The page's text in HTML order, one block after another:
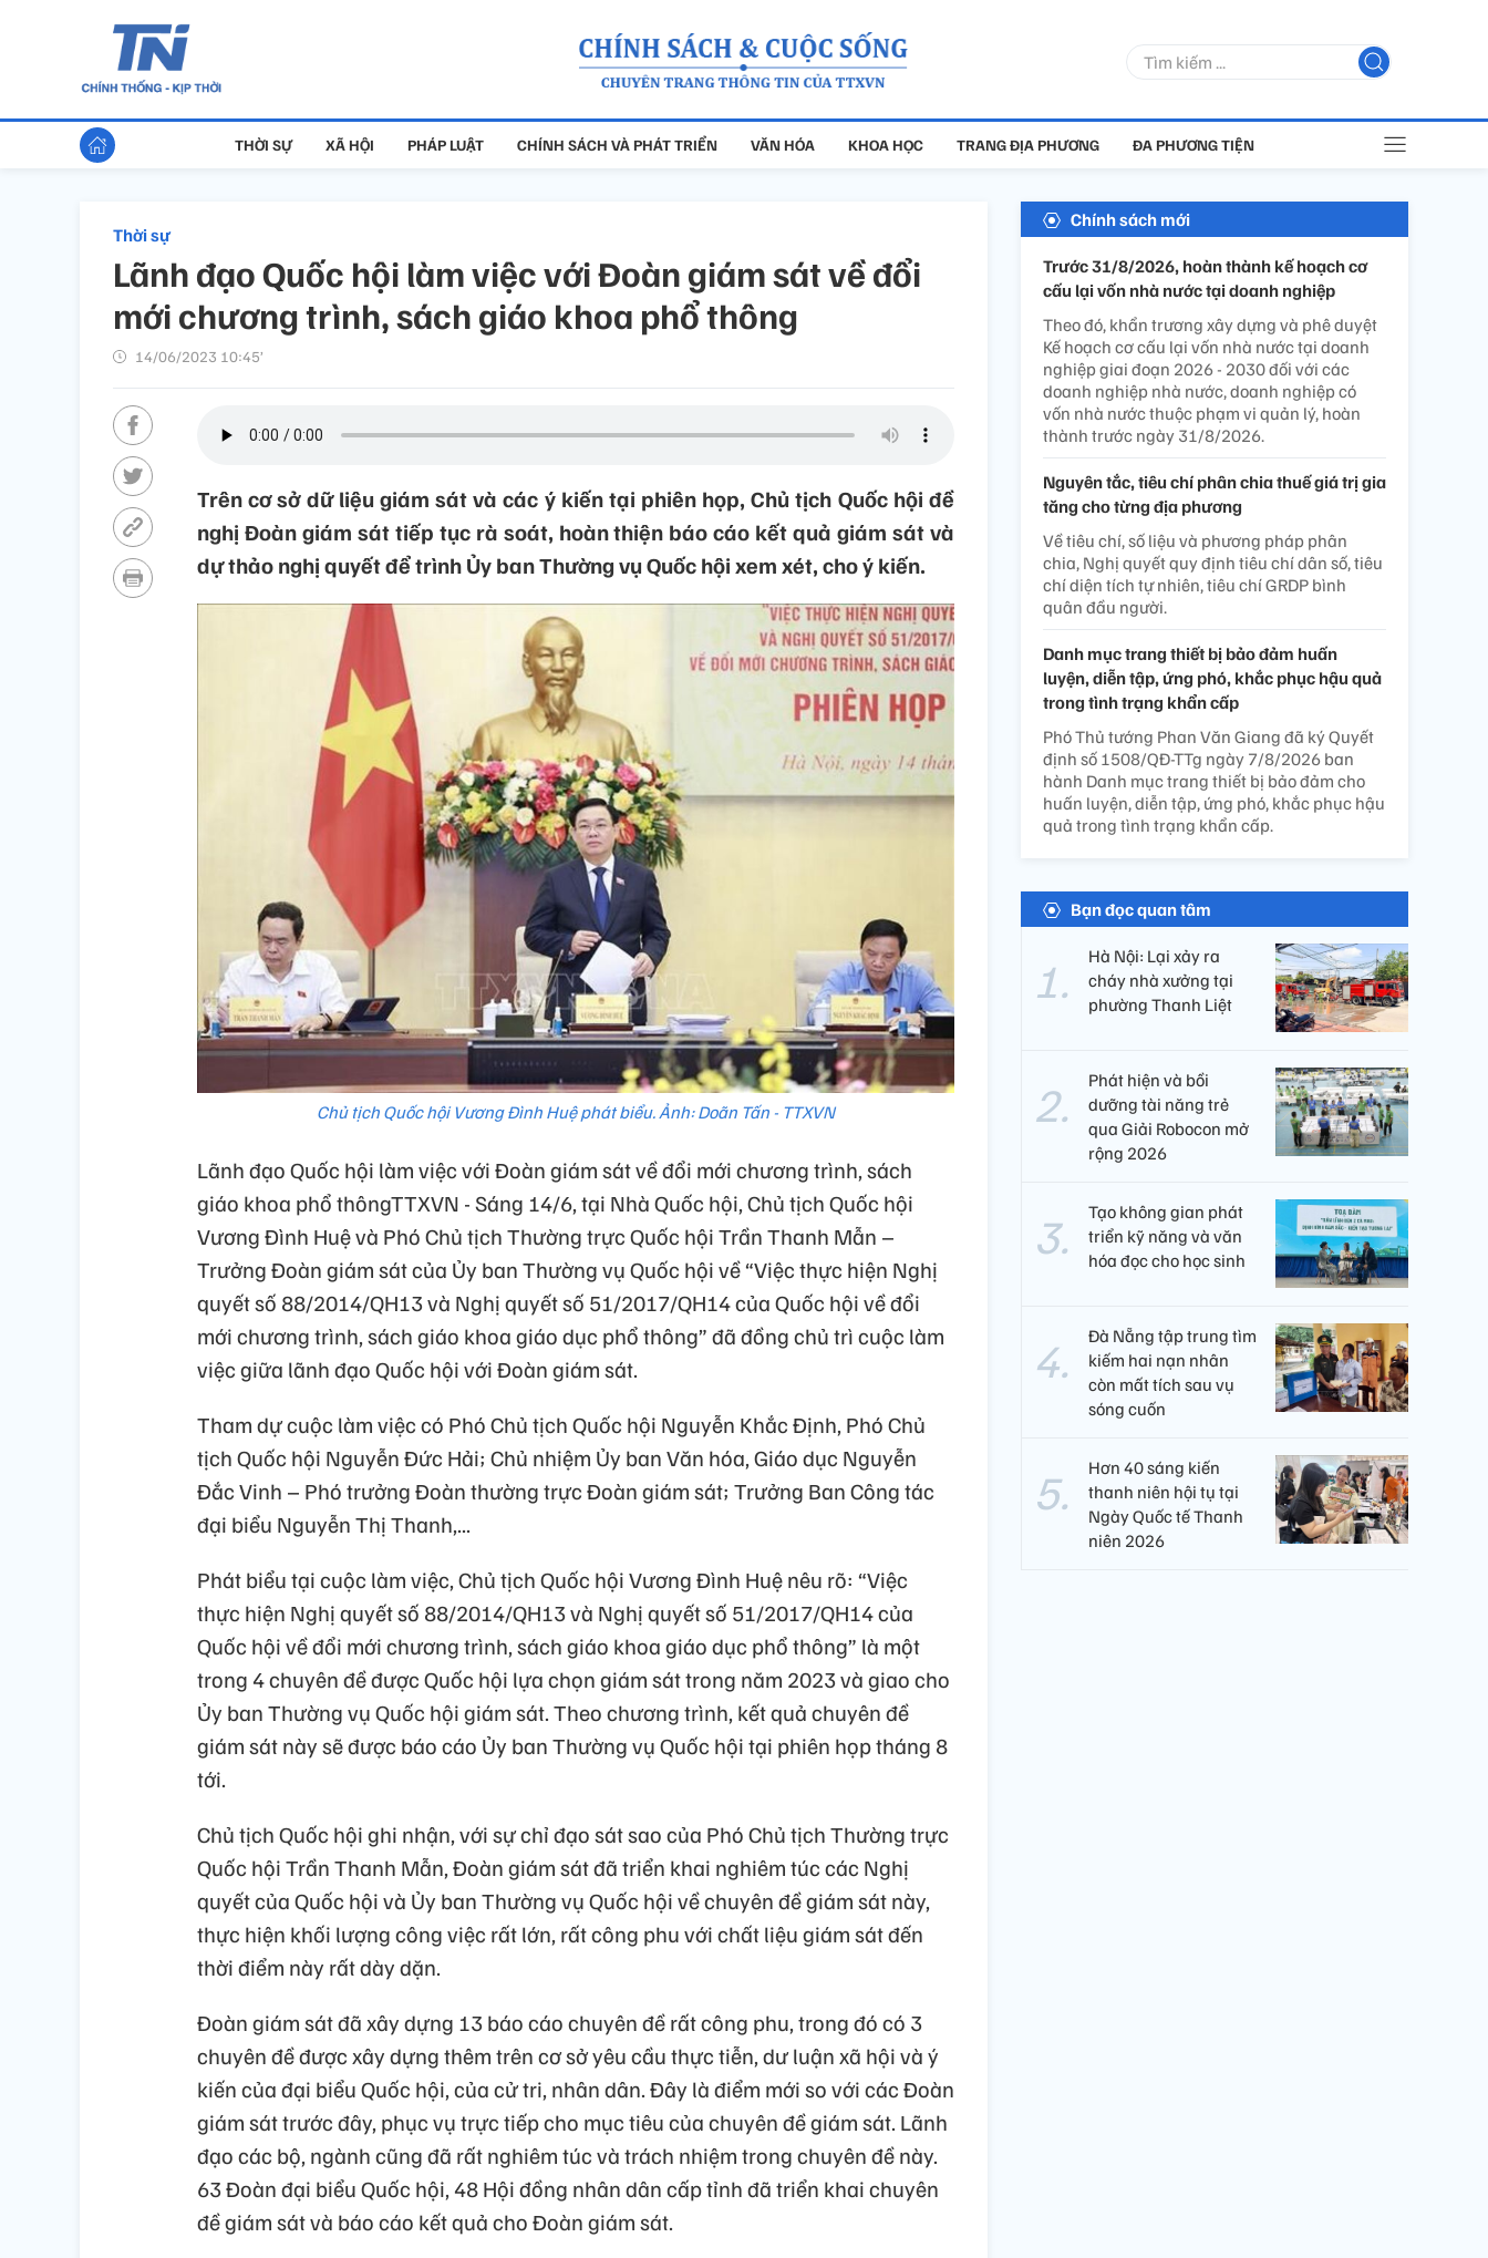
THỜI SỰ XÃ HỘI PHÁP LUẬT CHÍNH SÁCH VÀ PHÁT TRIỂN VĂN HÓA KHOA HỌC TRANG ĐỊA PHƯƠNG ĐA PHƯƠNG TIỆN
Thời sự
Lãnh đạo Quốc hội làm việc với Đoàn giám sát về đổi
mới chương trình, sách giáo khoa phổ thông
14/06/2023 10:45’
Trên cơ sở dữ liệu giám sát và các ý kiến tại phiên họp, Chủ tịch Quốc hội đề
nghị Đoàn giám sát tiếp tục rà soát, hoàn thiện báo cáo kết quả giám sát và
dự thảo nghị quyết để trình Ủy ban Thường vụ Quốc hội xem xét, cho ý kiến.
Chủ tịch Quốc hội Vương Đình Huệ phát biểu. Ảnh: Doãn Tấn - TTXVN
Lãnh đạo Quốc hội làm việc với Đoàn giám sát về đổi mới chương trình, sách
giáo khoa phổ thôngTTXVN - Sáng 14/6, tại Nhà Quốc hội, Chủ tịch Quốc hội
Vương Đình Huệ và Phó Chủ tịch Thường trực Quốc hội Trần Thanh Mẫn –
Trưởng Đoàn giám sát của Ủy ban Thường vụ Quốc hội về “Việc thực hiện Nghị
quyết số 88/2014/QH13 và Nghị quyết số 51/2017/QH14 của Quốc hội về đổi
mới chương trình, sách giáo khoa giáo dục phổ thông” đã đồng chủ trì cuộc làm
việc giữa lãnh đạo Quốc hội với Đoàn giám sát.
Tham dự cuộc làm việc có Phó Chủ tịch Quốc hội Nguyễn Khắc Định, Phó Chủ
tịch Quốc hội Nguyễn Đức Hải; Chủ nhiệm Ủy ban Văn hóa, Giáo dục Nguyễn
Đắc Vinh – Phó trưởng Đoàn thường trực Đoàn giám sát; Trưởng Ban Công tác
đại biểu Nguyễn Thị Thanh,...
Phát biểu tại cuộc làm việc, Chủ tịch Quốc hội Vương Đình Huệ nêu rõ: “Việc
thực hiện Nghị quyết số 88/2014/QH13 và Nghị quyết số 51/2017/QH14 của
Quốc hội về đổi mới chương trình, sách giáo khoa giáo dục phổ thông” là một
trong 4 chuyên đề được Quốc hội lựa chọn giám sát trong năm 2023 và giao cho
Ủy ban Thường vụ Quốc hội giám sát. Theo chương trình, kết quả chuyên đề
giám sát này sẽ được báo cáo Ủy ban Thường vụ Quốc hội tại phiên họp tháng 8
tới.
Chủ tịch Quốc hội ghi nhận, với sự chỉ đạo sát sao của Phó Chủ tịch Thường trực
Quốc hội Trần Thanh Mẫn, Đoàn giám sát đã triển khai nghiêm túc các Nghị
quyết của Quốc hội và Ủy ban Thường vụ Quốc hội về chuyên đề giám sát này,
thực hiện khối lượng công việc rất lớn, rất công phu với chất liệu giám sát đến
thời điểm này rất dày dặn.
Đoàn giám sát đã xây dựng 13 báo cáo chuyên đề rất công phu, trong đó có 3
chuyên đề được xây dựng thêm trên cơ sở yêu cầu thực tiễn, dư luận xã hội và ý
kiến của đại biểu Quốc hội, của cử tri, nhân dân. Đây là điểm mới so với các Đoàn
giám sát trước đây, phục vụ trực tiếp cho mục tiêu của chuyên đề giám sát. Lãnh
đạo các bộ, ngành cũng đã rất nghiêm túc và trách nhiệm trong chuyên đề này.
63 Đoàn đại biểu Quốc hội, 48 Hội đồng nhân dân cấp tỉnh đã triển khai chuyên
đề giám sát và báo cáo kết quả cho Đoàn giám sát.
Chính sách mới
Trước 31/8/2026, hoàn thành kế hoạch cơ
cấu lại vốn nhà nước tại doanh nghiệp
Theo đó, khẩn trương xây dựng và phê duyệt
Kế hoạch cơ cấu lại vốn nhà nước tại doanh
nghiệp giai đoạn 2026 - 2030 đối với các
doanh nghiệp nhà nước, doanh nghiệp có
vốn nhà nước thuộc phạm vi quản lý, hoàn
thành trước ngày 31/8/2026.
Nguyên tắc, tiêu chí phân chia thuế giá trị gia
tăng cho từng địa phương
Về tiêu chí, số liệu và phương pháp phân
chia, Nghị quyết quy định tiêu chí dân số, tiêu
chí diện tích tự nhiên, tiêu chí GRDP bình
quân đầu người.
Danh mục trang thiết bị bảo đảm huấn
luyện, diễn tập, ứng phó, khắc phục hậu quả
trong tình trạng khẩn cấp
Phó Thủ tướng Phan Văn Giang đã ký Quyết
định số 1508/QĐ-TTg ngày 7/8/2026 ban
hành Danh mục trang thiết bị bảo đảm cho
huấn luyện, diễn tập, ứng phó, khắc phục hậu
quả trong tình trạng khẩn cấp.
Bạn đọc quan tâm
Hà Nội: Lại xảy ra
cháy nhà xưởng tại
phường Thanh Liệt
Phát hiện và bồi
dưỡng tài năng trẻ
qua Giải Robocon mở
rộng 2026
Tạo không gian phát
triển kỹ năng và văn
hóa đọc cho học sinh
Đà Nẵng tập trung tìm
kiếm hai nạn nhân
còn mất tích sau vụ
sóng cuốn
Hơn 40 sáng kiến
thanh niên hội tụ tại
Ngày Quốc tế Thanh
niên 2026